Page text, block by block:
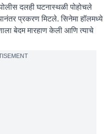
दलही घटनास्थळी पोहोचले
प्रकरण मिटले. सिनेमा हॉलमध्ये
बेदम मारहाण केली आणि त्याचे